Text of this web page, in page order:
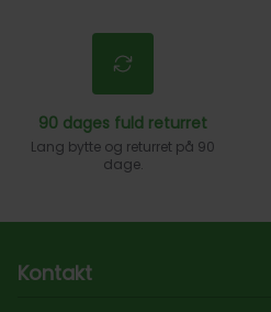
90 dages fuld returret
Lang bytte og returret på 90
dage.
Kontakt